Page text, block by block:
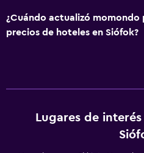
Baño compartido
Ducha
Cocina
¿Cuándo actualizó momondo
precios de hoteles en Siófok?
Lugares de